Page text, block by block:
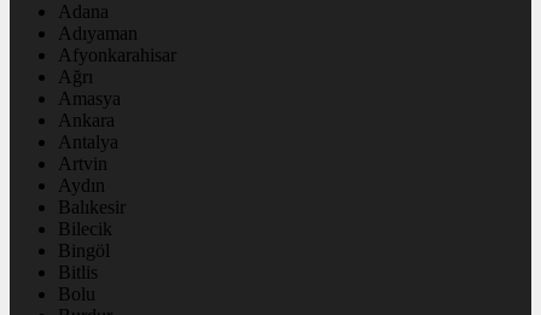
Adana
Adıyaman
Afyonkarahisar
Ağrı
Amasya
Ankara
Antalya
Artvin
Aydın
Balıkesir
Bilecik
Bingöl
Bitlis
Bolu